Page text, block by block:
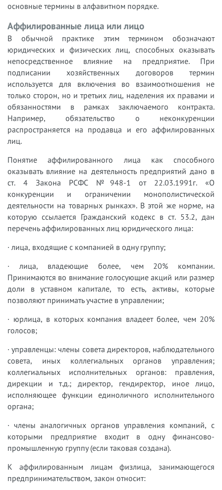
основные термины в алфавитном порядке.
Аффилированные лица или лицо
В обычной практике этим термином обозначают
юридических и физических лиц, способных оказывать
непосредственное влияние на предприятие. При
подписании хозяйственных договоров термин
используется для включения во взаимоотношения не
только сторон, но и третьих лиц, наделения их правами и
обязанностями в рамках заключаемого контракта.
Например, обязательство о неконкуренции
распространяется на продавца и его аффилированных
лиц.
Понятие аффилированного лица как способного
оказывать влияние на деятельность предприятий дано в
ст. 4 Закона РСФС №948-1 от 22.03.1991г. «О
конкуренции и ограничении монополистической
деятельности на товарных рынках». В этой же норме, на
которую ссылается Гражданский кодекс в ст. 53.2, дан
перечень аффилированных лиц юридического лица:
· лица, входящие с компанией в одну группу;
· лица, владеющие более, чем 20% компании.
Принимаются во внимание голосующие акций или размер
доли в уставном капитале, то есть, активы, которые
позволяют принимать участие в управлении;
· юрлица, в которых компания владеет более, чем 20%
голосов;
· управленцы: члены совета директоров, наблюдательного
совета, иных коллегиальных органов управления;
коллегиальных исполнительных органов: правления,
дирекции и т.д.; директор, гендиректор, иное лицо,
исполняющее функции единоличного исполнительного
органа;
· члены аналогичных органов управления компаний, с
которыми предприятие входит в одну финансово-
промышленную группу (если таковая создана).
К аффилированным лицам физлица, занимающегося
предпринимательством, закон относит: